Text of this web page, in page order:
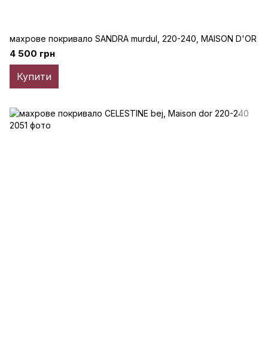
махрове покривало SANDRA murdul, 220-240, MAISON D'OR
4 500 грн
Купити